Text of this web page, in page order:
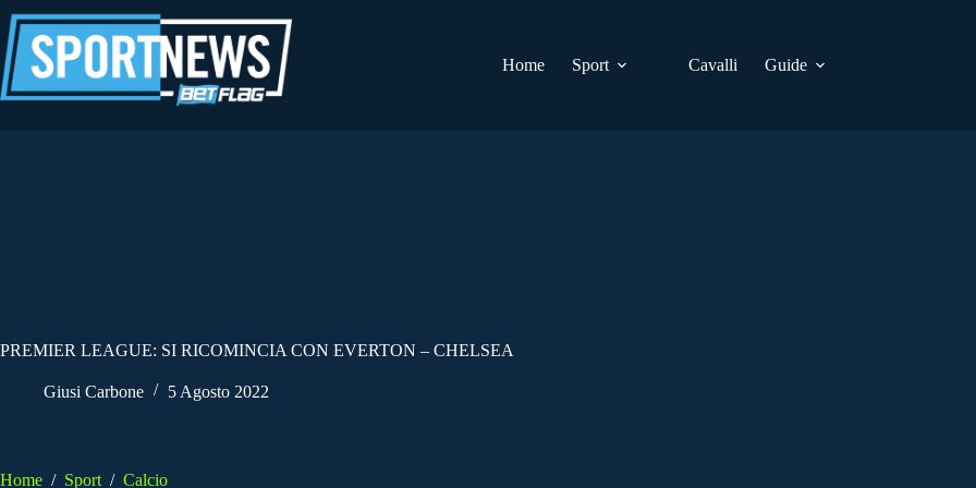
al
contenuto
Home
Sport Cavalli Guide
PREMIER LEAGUE: SI RICOMINCIA CON EVERTON – CHELSEA
Giusi Carbone 5 Agosto 2022
Home / Sport / Calcio